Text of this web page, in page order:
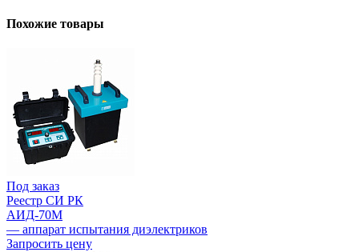
Похожие товары
Под заказ
Реестр СИ РК
АИД-70М
— аппарат испытания диэлектриков
Запросить цену